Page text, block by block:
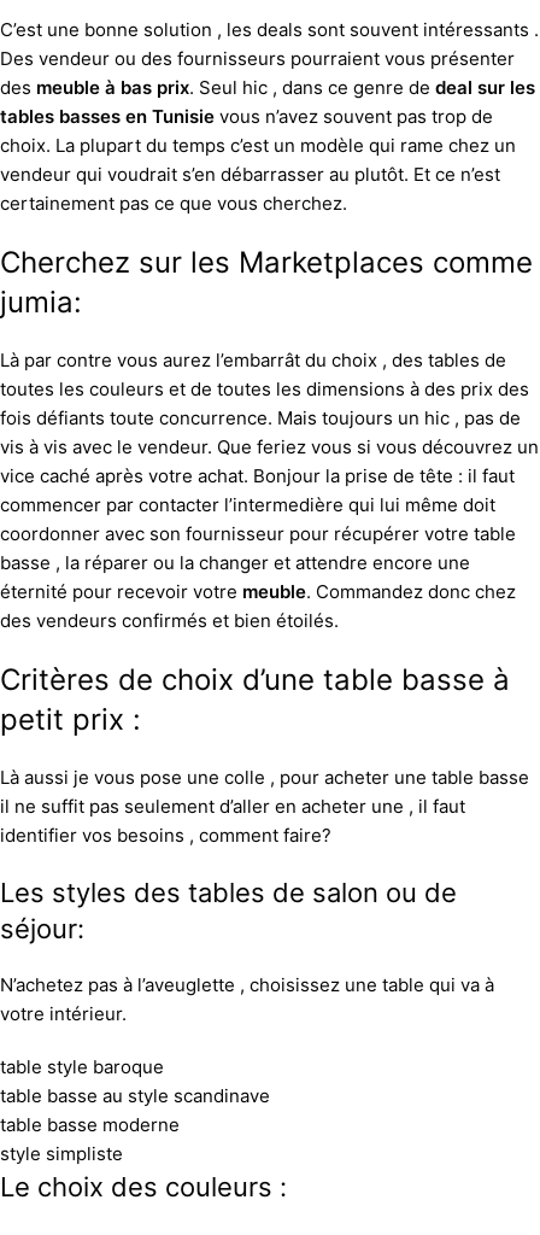
C’est une bonne solution , les deals sont souvent intéressants .
Des vendeur ou des fournisseurs pourraient vous présenter
des meuble à bas prix. Seul hic , dans ce genre de deal sur les
tables basses en Tunisie vous n’avez souvent pas trop de
choix. La plupart du temps c’est un modèle qui rame chez un
vendeur qui voudrait s’en débarrasser au plutôt. Et ce n’est
certainement pas ce que vous cherchez.
Cherchez sur les Marketplaces comme
jumia:
Là par contre vous aurez l’embarrât du choix , des tables de
toutes les couleurs et de toutes les dimensions à des prix des
fois défiants toute concurrence. Mais toujours un hic , pas de
vis à vis avec le vendeur. Que feriez vous si vous découvrez un
vice caché après votre achat. Bonjour la prise de tête : il faut
commencer par contacter l’intermedière qui lui même doit
coordonner avec son fournisseur pour récupérer votre table
basse , la réparer ou la changer et attendre encore une
éternité pour recevoir votre meuble. Commandez donc chez
des vendeurs confirmés et bien étoilés.
Critères de choix d’une table basse à
petit prix :
Là aussi je vous pose une colle , pour acheter une table basse
il ne suffit pas seulement d’aller en acheter une , il faut
identifier vos besoins , comment faire?
Les styles des tables de salon ou de
séjour:
N’achetez pas à l’aveuglette , choisissez une table qui va à
votre intérieur.
table style baroque
table basse au style scandinave
table basse moderne
style simpliste
Le choix des couleurs :